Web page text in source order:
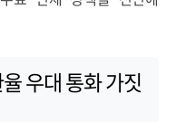
우대 통화 가짓